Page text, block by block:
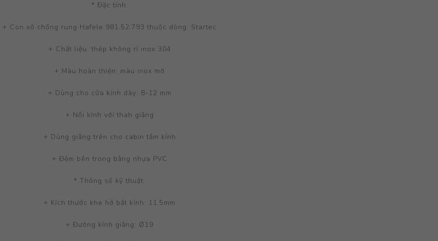
* Đặc tính:
+ Con xỏ chống rung Hafele 981.52.793 thuộc dòng: Startec
+ Chất liệu: thép không rỉ inox 304
+ Màu hoàn thiện: màu inox mờ
+ Dùng cho cửa kính dày: 8-12 mm
+ Nối kính với thah giằng
+ Dùng giằng trên cho cabin tắm kính
+ Đệm bên trong bằng nhựa PVC
* Thông số kỹ thuật:
+ Kích thước khe hở bắt kính: 11.5mm
+ Đường kính giằng: Ø19